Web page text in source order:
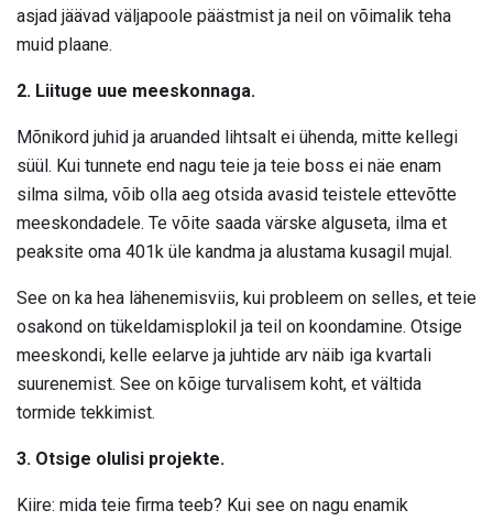
asjad jäävad väljapoole päästmist ja neil on võimalik teha
muid plaane.
2. Liituge uue meeskonnaga.
Mõnikord juhid ja aruanded lihtsalt ei ühenda, mitte kellegi
süül. Kui tunnete end nagu teie ja teie boss ei näe enam
silma silma, võib olla aeg otsida avasid teistele ettevõtte
meeskondadele. Te võite saada värske alguseta, ilma et
peaksite oma 401k üle kandma ja alustama kusagil mujal.
See on ka hea lähenemisviis, kui probleem on selles, et teie
osakond on tükeldamisplokil ja teil on koondamine. Otsige
meeskondi, kelle eelarve ja juhtide arv näib iga kvartali
suurenemist. See on kõige turvalisem koht, et vältida
tormide tekkimist.
3. Otsige olulisi projekte.
Kiire: mida teie firma teeb? Kui see on nagu enamik